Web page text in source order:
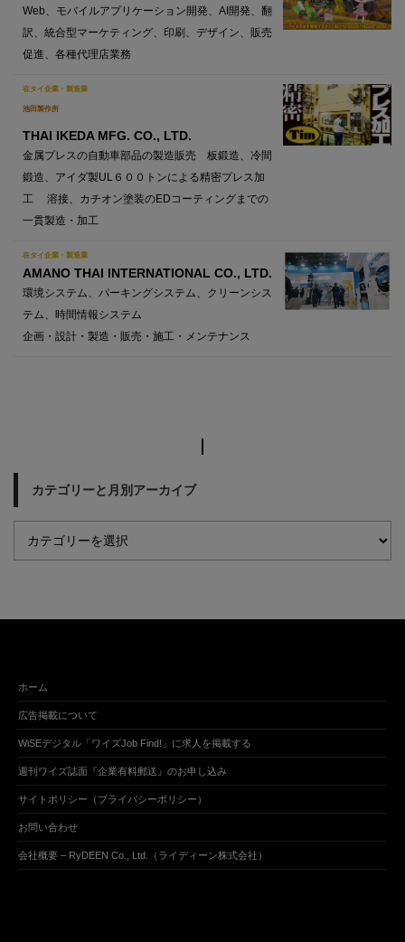
Web、モバイルアプリケーション開発、AI開発、翻
訳、統合型マーケティング、印刷、デザイン、販売
促進、各種代理店業務
在タイ企業・製造業
池田製作所
THAI IKEDA MFG. CO., LTD.
金属プレスの自動車部品の製造販売 板鍛造、冷間
鍛造、アイダ製UL６００トンによる精密プレス加
工 溶接、カチオン塗装のEDコーティングまでの
一貫製造・加工
在タイ企業・製造業
AMANO THAI INTERNATIONAL CO., LTD.
環境システム、パーキングシステム、クリーンシス
テム、時間情報システム
企画・設計・製造・販売・施工・メンテナンス
カテゴリーと月別アーカイブ
ホーム
広告掲載について
WiSEデジタル「ワイズJob Find!」に求人を掲載する
週刊ワイズ誌面『企業有料郵送』のお申し込み
サイトポリシー（プライバシーポリシー）
お問い合わせ
会社概要 – RyDEEN Co., Ltd.（ライディーン株式会社）